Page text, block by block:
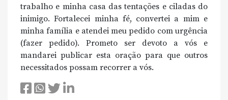
trabalho e minha casa das tentações e ciladas do
inimigo. Fortalecei minha fé, convertei a mim e
minha família e atendei meu pedido com urgência
(fazer pedido). Prometo ser devoto a vós e
mandarei publicar esta oração para que outros
necessitados possam recorrer a vós.